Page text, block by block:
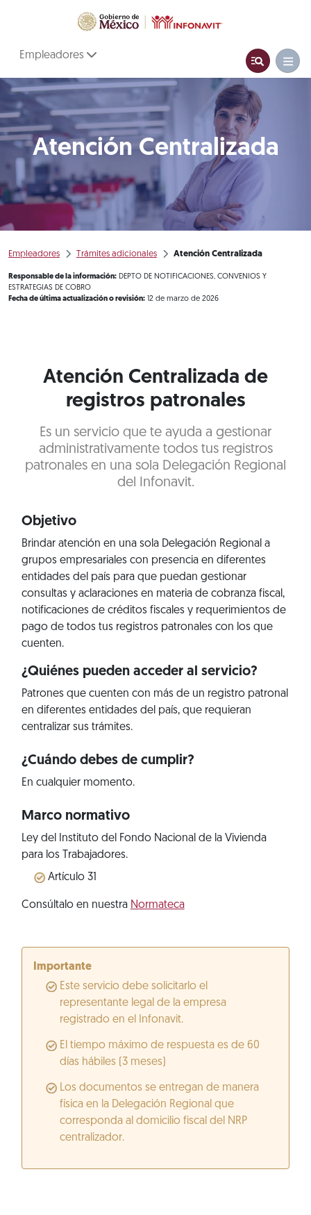
Empleadores
Atención Centralizada
Empleadores Trámites adicionales Atención Centralizada
Responsable de la información: DEPTO DE NOTIFICACIONES, CONVENIOS Y
ESTRATEGIAS DE COBRO
Fecha de última actualización o revisión: 12 de marzo de 2026
Atención Centralizada de
registros patronales
Es un servicio que te ayuda a gestionar
administrativamente todos tus registros
patronales en una sola Delegación Regional
del Infonavit.
Objetivo
Brindar atención en una sola Delegación Regional a
grupos empresariales con presencia en diferentes
entidades del país para que puedan gestionar
consultas y aclaraciones en materia de cobranza fiscal,
notificaciones de créditos fiscales y requerimientos de
pago de todos tus registros patronales con los que
cuenten.
¿Quiénes pueden acceder al servicio?
Patrones que cuenten con más de un registro patronal
en diferentes entidades del país, que requieran
centralizar sus trámites.
¿Cuándo debes de cumplir?
En cualquier momento.
Marco normativo
Ley del Instituto del Fondo Nacional de la Vivienda
para los Trabajadores.
Artículo 31
Consúltalo en nuestra Normateca
Importante
Este servicio debe solicitarlo el
representante legal de la empresa
registrado en el Infonavit.
El tiempo máximo de respuesta es de 60
días hábiles (3 meses)
Los documentos se entregan de manera
física en la Delegación Regional que
corresponda al domicilio fiscal del NRP
centralizador.